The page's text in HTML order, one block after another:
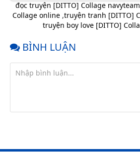
Chap 2
Chap 1
đọc truyện [DITTO] Collage navyteam
Collage online ,truyện tranh [DITTO]
truyện boy love [DITTO]
BÌNH LUẬN